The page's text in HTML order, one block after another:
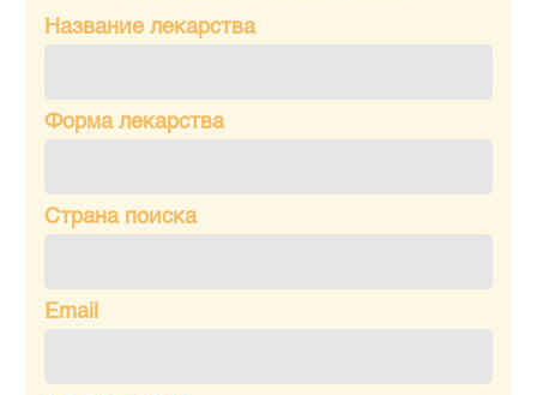
Название лекарства
Форма лекарства
Страна поиска
Email